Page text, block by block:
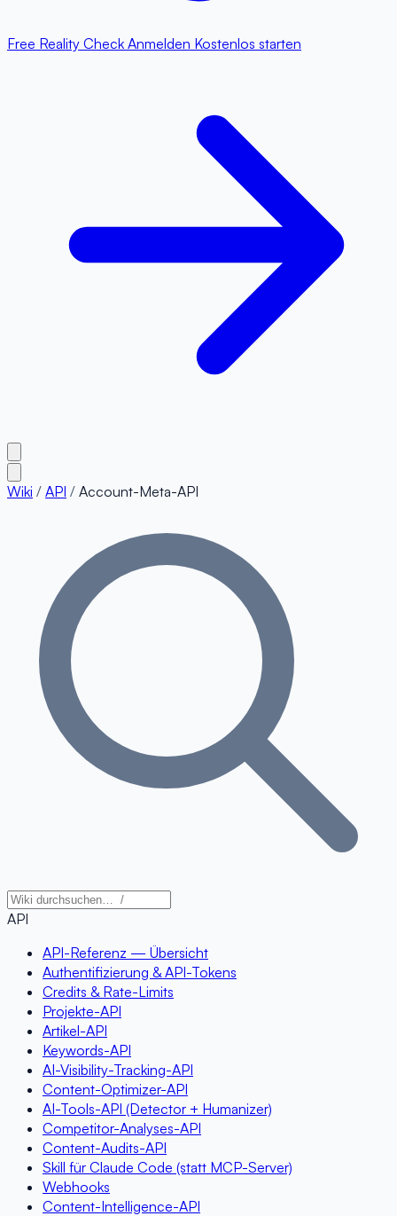
Free Reality Check Anmelden Kostenlos starten
Wiki / API / Account-Meta-API
API
API-Referenz — Übersicht
Authentifizierung & API-Tokens
Credits & Rate-Limits
Projekte-API
Artikel-API
Keywords-API
AI-Visibility-Tracking-API
Content-Optimizer-API
AI-Tools-API (Detector + Humanizer)
Competitor-Analyses-API
Content-Audits-API
Skill für Claude Code (statt MCP-Server)
Webhooks
Content-Intelligence-API